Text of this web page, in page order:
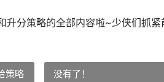
策略的全部内容啦~少侠们抓紧
策略 没有了！